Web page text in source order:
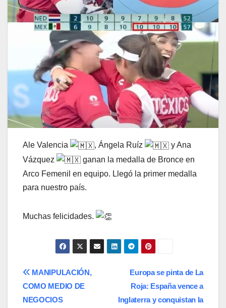
Ale Valencia , Ángela Ruíz
y Ana
Vázquez
ganan la medalla de Bronce en
Arco Femenil en equipo. Llegó la primer medalla
para nuestro país.
Muchas felicidades.
Navegación
de
Europa se pinta de La
Roja: España vence a
Inglaterra y conquistan la
MANIPULACIÓN,
COMO MEDIO DE
NEGOCIOS